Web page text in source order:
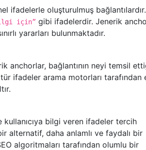
ifadelerle oluşturulmuş
için” gibi ifadelerdir. Jenerik
yararları bulunmaktadır.
anchorlar, bağlantının neyi temsil
ifadeler arama motorları tarafından
bilgi veren ifadeler tercih
alternatif, daha anlamlı ve faydalı bir
algoritmaları tarafından olumlu bir